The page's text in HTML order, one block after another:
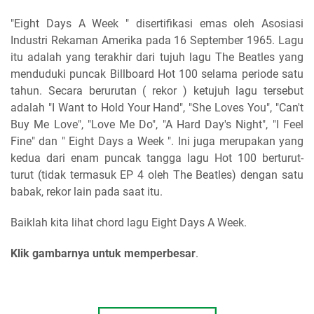
"Eight Days A Week " disertifikasi emas oleh Asosiasi
Industri Rekaman Amerika pada 16 September 1965. Lagu
itu adalah yang terakhir dari tujuh lagu The Beatles yang
menduduki puncak Billboard Hot 100 selama periode satu
tahun. Secara berurutan ( rekor ) ketujuh lagu tersebut
adalah "I Want to Hold Your Hand", "She Loves You", "Can't
Buy Me Love", "Love Me Do", "A Hard Day's Night", "I Feel
Fine" dan " Eight Days a Week ". Ini juga merupakan yang
kedua dari enam puncak tangga lagu Hot 100 berturut-
turut (tidak termasuk EP 4 oleh The Beatles) dengan satu
babak, rekor lain pada saat itu.
Baiklah kita lihat chord lagu Eight Days A Week.
Klik gambarnya untuk memperbesar.